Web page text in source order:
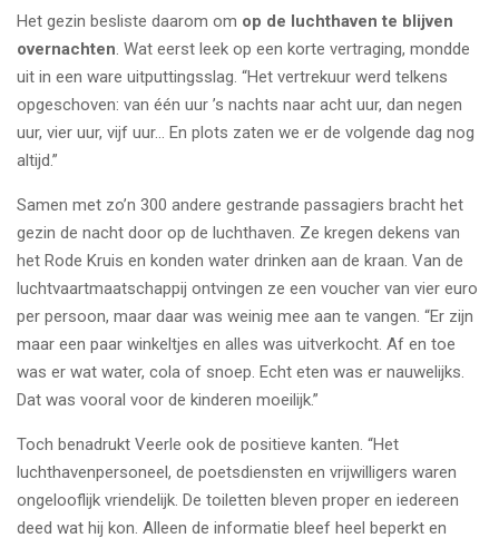
Het gezin besliste daarom om op de luchthaven te blijven
overnachten. Wat eerst leek op een korte vertraging, mondde
uit in een ware uitputtingsslag. “Het vertrekuur werd telkens
opgeschoven: van één uur ’s nachts naar acht uur, dan negen
uur, vier uur, vijf uur… En plots zaten we er de volgende dag nog
altijd.”
Samen met zo’n 300 andere gestrande passagiers bracht het
gezin de nacht door op de luchthaven. Ze kregen dekens van
het Rode Kruis en konden water drinken aan de kraan. Van de
luchtvaartmaatschappij ontvingen ze een voucher van vier euro
per persoon, maar daar was weinig mee aan te vangen. “Er zijn
maar een paar winkeltjes en alles was uitverkocht. Af en toe
was er wat water, cola of snoep. Echt eten was er nauwelijks.
Dat was vooral voor de kinderen moeilijk.”
Toch benadrukt Veerle ook de positieve kanten. “Het
luchthavenpersoneel, de poetsdiensten en vrijwilligers waren
ongelooflijk vriendelijk. De toiletten bleven proper en iedereen
deed wat hij kon. Alleen de informatie bleef heel beperkt en